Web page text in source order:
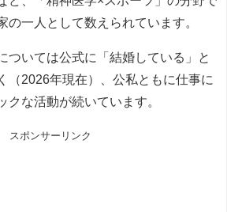
の一人として数えられています。
ついては公式に「結婚している」と
（2026年現在）、公私ともに仕事に
クな活動が続いています。
スポンサーリンク